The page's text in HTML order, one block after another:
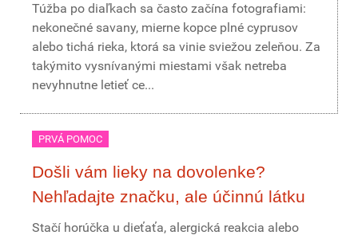
Túžba po diaľkach sa často začína fotografiami:
nekonečné savany, mierne kopce plné cyprusov
alebo tichá rieka, ktorá sa vinie sviežou zeleňou. Za
takýmito vysnívanými miestami však netreba
nevyhnutne letieť ce...
PRVÁ POMOC
Došli vám lieky na dovolenke?
Nehľadajte značku, ale účinnú látku
Stačí horúčka u dieťaťa, alergická reakcia alebo